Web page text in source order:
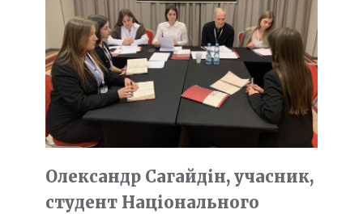
Олександр Сагайдін, учасник,
студент Національного